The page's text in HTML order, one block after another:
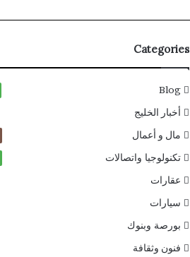
Categories
Blog
أخبار الخليج
مال و أعمال
تكنولوجيا واتصالات
عقارات
سيارات
بورصة وبنوك
فنون وثقافة